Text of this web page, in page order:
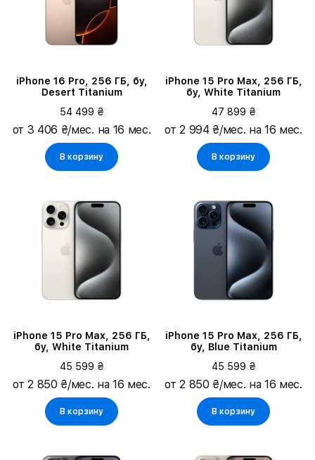
iPhone 16 Pro, 256 ГБ, бу,
Desert Titanium
54 499 ₴
от 3 406 ₴/мес. на 16 мес.
В корзину
iPhone 15 Pro Max, 256 ГБ,
бу, White Titanium
47 899 ₴
от 2 994 ₴/мес. на 16 мес.
В корзину
iPhone 15 Pro Max, 256 ГБ,
бу, White Titanium
45 599 ₴
от 2 850 ₴/мес. на 16 мес.
В корзину
iPhone 15 Pro Max, 256 ГБ,
бу, Blue Titanium
45 599 ₴
от 2 850 ₴/мес. на 16 мес.
В корзину